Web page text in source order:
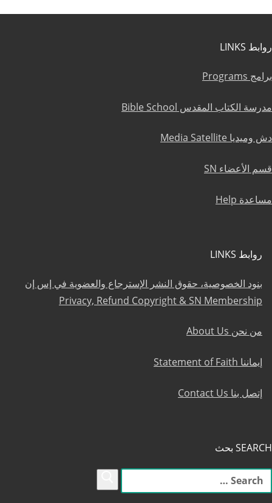
روابط LINKS
برامج Programs
مدرسة الكتاب المقدس Bible School
دش وميديا Media Satellite
قسم الأعضاء SN
مساعدة Help
روابط LINKS
بنود الخصوصية، حقوق النشر الإسترجاع والعضوية في إس إن
Privacy, Refund Copyright & SN Membership
من نحن About Us
إيماننا Statement of Faith
إتصل بنا Contact Us
SEARCH بحث
البحث
عن: